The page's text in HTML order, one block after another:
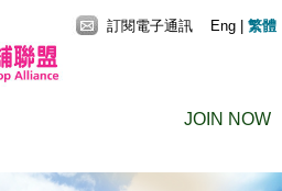
JOIN NOW
訂閱電子通訊 Eng 繁體